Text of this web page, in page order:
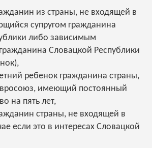
из страны, не входящей в
супругом гражданина
либо зависимым
Словацкой Республики
ребенок гражданина страны,
имеющий постоянный
на пять лет,
страны, не входящей в
если это в интересах Словацкой